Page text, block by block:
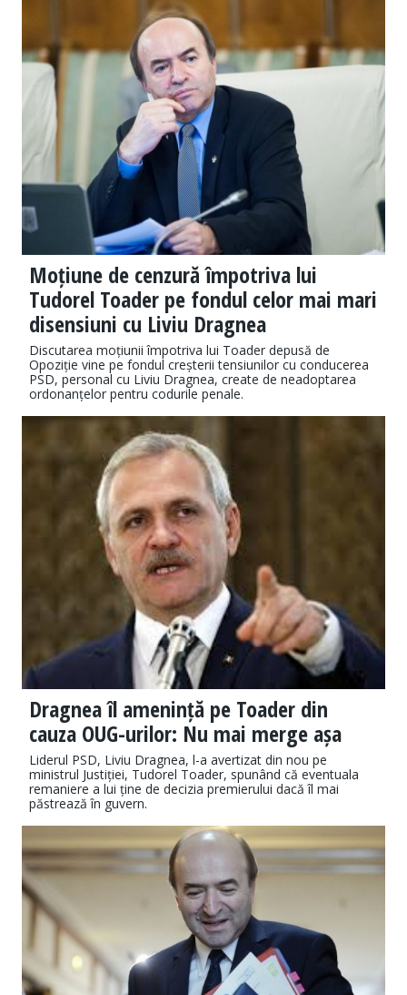
Moțiune de cenzură împotriva lui
Tudorel Toader pe fondul celor mai mari
disensiuni cu Liviu Dragnea
Discutarea moțiunii împotriva lui Toader depusă de
Opoziție vine pe fondul creșterii tensiunilor cu conducerea
PSD, personal cu Liviu Dragnea, create de neadoptarea
ordonanțelor pentru codurile penale.
Dragnea îl amenință pe Toader din
cauza OUG-urilor: Nu mai merge așa
Liderul PSD, Liviu Dragnea, l-a avertizat din nou pe
ministrul Justiției, Tudorel Toader, spunând că eventuala
remaniere a lui ține de decizia premierului dacă îl mai
păstrează în guvern.